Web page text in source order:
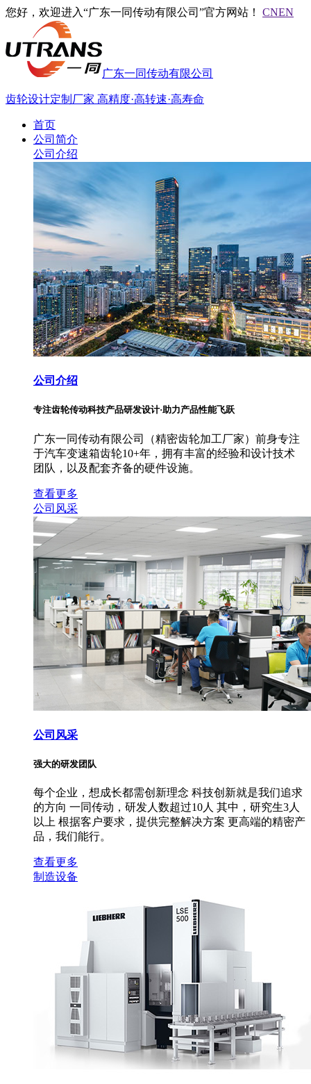
您好，欢迎进入“广东一同传动有限公司”官方网站！ CNEN
广东一同传动有限公司
齿轮设计定制厂家 高精度·高转速·高寿命
首页
公司简介
公司介绍
公司介绍
专注齿轮传动科技产品研发设计·助力产品性能飞跃
广东一同传动有限公司（精密齿轮加工厂家）前身专注
于汽车变速箱齿轮10+年，拥有丰富的经验和设计技术
团队，以及配套齐备的硬件设施。
查看更多
公司风采
公司风采
强大的研发团队
每个企业，想成长都需创新理念 科技创新就是我们追求
的方向 一同传动，研发人数超过10人 其中，研究生3人
以上 根据客户要求，提供完整解决方案 更高端的精密产
品，我们能行。
查看更多
制造设备